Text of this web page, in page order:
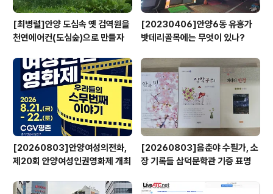
[최병렬]안양 도심속 옛 검역원을
천연에어컨(도심숲)으로 만들자
[20230406]안양6동 유흥가
밧데리골목에는 무엇이 있나?
[20260803]안양여성의전화,
제20회 안양여성인권영화제 개최
[20260803]음춘야 수필가, 소
장 기록들 삼덕문학관 기증 표명